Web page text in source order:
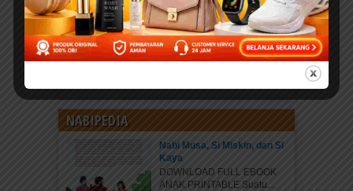
25 Soal dan Jawaban
tentang Siti Aminah (Ibu
Nabi Muhammad SAW)
untuk Anak SD – Lengkap
dan Mudah Dipahami
NABIPEDIA
Nabi Musa, Si Miskin, dan Si
Kaya
DOWNLOAD FULL EBOOK
ANAK PRINTABLE Suatu...